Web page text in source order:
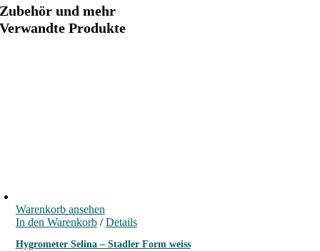
Zubehör und mehr
Verwandte Produkte
Warenkorb ansehen
In den Warenkorb / Details
Hygrometer Selina – Stadler Form weiss